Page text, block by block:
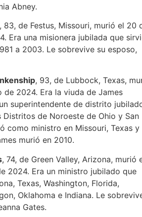
Abney.
, 83, de Festus, Missouri, murió el 20
Era una misionera jubilada que
a 2003. Le sobrevive su esposo,
, 93, de Lubbock, Texas,
de 2024. Era la viuda de James
superintendente de distrito
Distritos de Noroeste de Ohio y San
como ministro en Missouri, Texas y
murió en 2010.
, 74, de Green Valley, Arizona, murió
2024. Era un ministro jubilado que
Texas, Washington, Florida,
Oklahoma e Indiana. Le
Gates.